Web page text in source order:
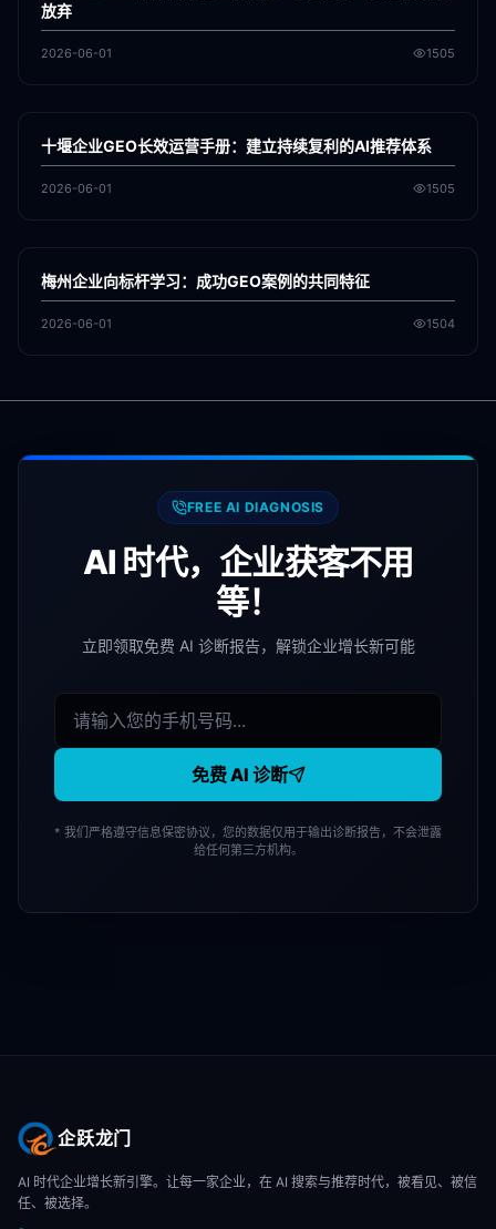
放弃
2026-06-01 1505
GEO
十堰企业GEO长效运营手册：建立持续复利的AI推荐体系
2026-06-01 1505
GEO
梅州企业向标杆学习：成功GEO案例的共同特征
2026-06-01 1504
FREE AI DIAGNOSIS
AI 时代，企业获客不用
等！
立即领取免费 AI 诊断报告，解锁企业增长新可能
免费 AI 诊断
* 我们严格遵守信息保密协议，您的数据仅用于输出诊断报告，不会泄露
给任何第三方机构。
企跃龙门
AI 时代企业增长新引擎。让每一家企业，在 AI 搜索与推荐时代，被看见、被信
任、被选择。